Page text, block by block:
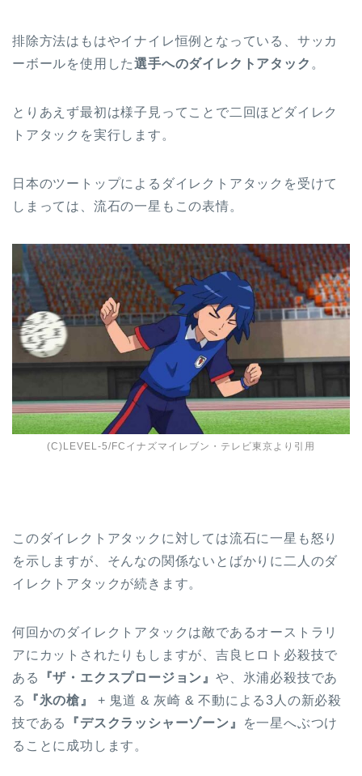
排除方法はもはやイナイレ恒例となっている、サッカ
ーボールを使用した選手へのダイレクトアタック 。
とりあえず最初は様子見ってことで二回ほどダイレク
トアタックを実行します。
日本のツートップによるダイレクトアタックを受けて
しまっては、流石の一星もこの表情。
(C)LEVEL-5/FCイナズマイレブン・テレビ東京より引用
このダイレクトアタックに対しては流石に一星も怒り
を示しますが、そんなの関係ないとばかりに二人のダ
イレクトアタックが続きます。
何回かのダイレクトアタックは敵であるオーストラリ
アにカットされたりもしますが、吉良ヒロト必殺技で
ある
『ザ・エクスプロージョン』や、氷浦必殺技であ
る
『氷の槍』
+ 鬼道 & 灰崎 & 不動による3人の新必殺
技である
『デスクラッシャーゾーン』
を一星へぶつけ
ることに成功します。